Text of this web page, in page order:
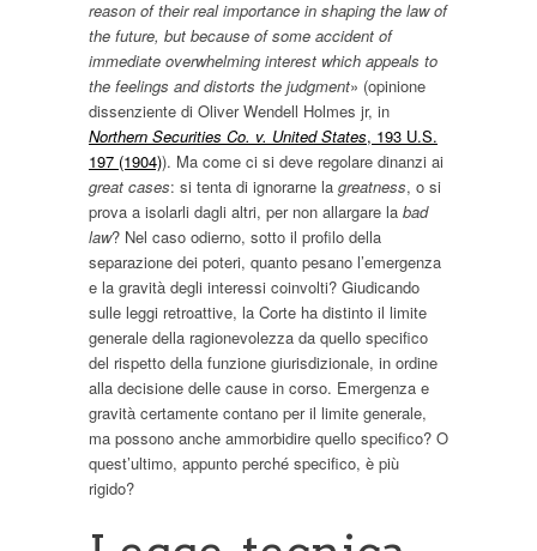
reason of their real importance in shaping the law of
the future, but because of some accident of
immediate overwhelming interest which appeals to
the feelings and distorts the judgment» (opinione
dissenziente di Oliver Wendell Holmes jr, in
Northern Securities Co. v. United States, 193 U.S.
197 (1904)). Ma come ci si deve regolare dinanzi ai
great cases: si tenta di ignorarne la greatness, o si
prova a isolarli dagli altri, per non allargare la bad
law? Nel caso odierno, sotto il profilo della
separazione dei poteri, quanto pesano l’emergenza
e la gravità degli interessi coinvolti? Giudicando
sulle leggi retroattive, la Corte ha distinto il limite
generale della ragionevolezza da quello specifico
del rispetto della funzione giurisdizionale, in ordine
alla decisione delle cause in corso. Emergenza e
gravità certamente contano per il limite generale,
ma possono anche ammorbidire quello specifico? O
quest’ultimo, appunto perché specifico, è più
rigido?